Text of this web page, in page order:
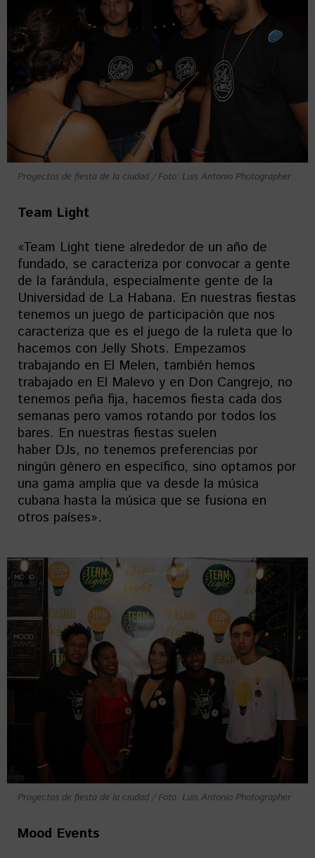
Proyectos de fiesta de la ciudad / Foto: Luis Antonio Photographer
Team Light
«Team Light tiene alrededor de un año de
fundado, se caracteriza por convocar a gente
de la farándula, especialmente gente de la
Universidad de La Habana. En nuestras fiestas
tenemos un juego de participación que nos
caracteriza que es el juego de la ruleta que lo
hacemos con Jelly Shots. Empezamos
trabajando en El Melen, también hemos
trabajado en El Malevo y en Don Cangrejo, no
tenemos peña fija, hacemos fiesta cada dos
semanas pero vamos rotando por todos los
bares. En nuestras fiestas suelen
haber DJs, no tenemos preferencias por
ningún género en específico, sino optamos por
una gama amplia que va desde la música
cubana hasta la música que se fusiona en
otros países».
Proyectos de fiesta de la ciudad / Foto: Luis Antonio Photographer
Mood Events